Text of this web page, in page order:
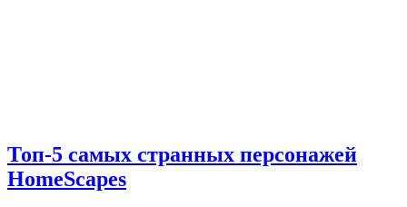
Топ-5 самых странных персонажей
HomeScapes